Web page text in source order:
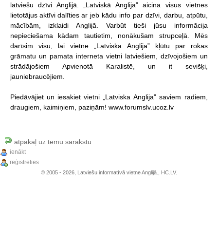
latviešu
dzīvi Anglijā. „Latviskā Anglija” aicina visus
vietnes
lietotājus aktīvi dalīties ar jeb kādu info par dzīvi, darbu,
atpūtu,
mācībām,
izklaidi Anglijā. Varbūt tieši jūsu
informācija
nepieciešama
kādam tautietim, nonākušam strupceļā.
Mēs
darīsim
visu, lai vietne „Latviska Anglija” kļūtu par
rokas
grāmatu un pamata interneta vietni latviešiem, dzīvojošiem un
strādājošiem
Apvienotā Karalistē, un it
sevišķi,
jauniebraucējiem.
Piedāvājiet un iesakiet vietni „Latviska Anglija” saviem radiem,
draugiem,
kaimiņiem, paziņām! www.forumslv.ucoz.lv
atpakaļ uz tēmu sarakstu
ienākt
reģistrēties
© 2005 - 2026, Latviešu informatīvā vietne Anglijā., HC.LV.